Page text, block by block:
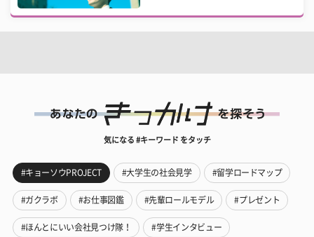
気になる #キーワード をタッチ
#キョーソウPROJECT #大学生の社会見学 #留学ロードマップ
#ガクラボ #お仕事図鑑 #先輩ロールモデル #プレゼント
#ほんとにいい会社見つけ隊！ #学生インタビュー